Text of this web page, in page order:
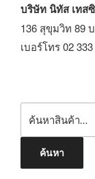
บริษัท นิทัส เทส
136 สุขุมวิท 89
เบอร์โทร 02
ค้นหา